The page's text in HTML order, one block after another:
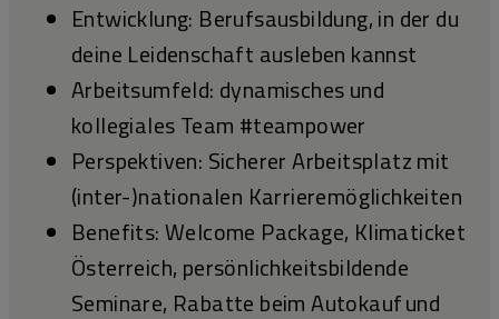
Entwicklung: Berufsausbildung, in der du
deine Leidenschaft ausleben kannst
Arbeitsumfeld: dynamisches und
kollegiales Team #teampower
Perspektiven: Sicherer Arbeitsplatz mit
(inter-)nationalen Karrieremöglichkeiten
Benefits: Welcome Package, Klimaticket
Österreich, persönlichkeitsbildende
Seminare, Rabatte beim Autokauf und